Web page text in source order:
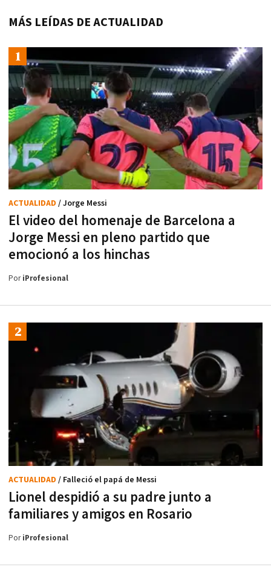
MÁS LEÍDAS DE ACTUALIDAD
El video del homenaje de Barcelona a
Jorge Messi en pleno partido que
emocionó a los hinchas
ACTUALIDAD / Jorge Messi
PoriProfesional
Lionel despidió a su padre junto a
familiares y amigos en Rosario
ACTUALIDAD / Falleció el papá de Messi
PoriProfesional